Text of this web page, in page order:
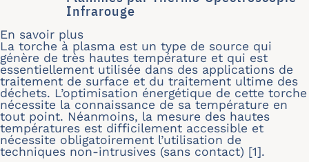
Infrarouge
En savoir plus
La torche à plasma est un type de source qui
génère de très hautes température et qui est
essentiellement utilisée dans des applications de
traitement de surface et du traitement ultime des
déchets. L’optimisation énergétique de cette torche
nécessite la connaissance de sa température en
tout point. Néanmoins, la mesure des hautes
températures est difficilement accessible et
nécessite obligatoirement l’utilisation de
techniques non-intrusives (sans contact) [1].